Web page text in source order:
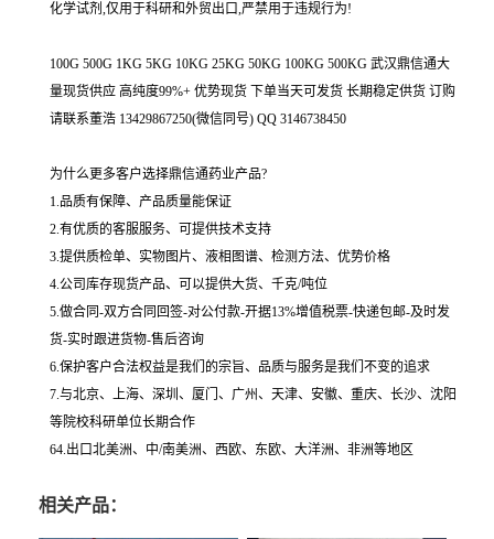
化学试剂,仅用于科研和外贸出口,严禁用于违规行为!
100G 500G 1KG 5KG 10KG 25KG 50KG 100KG 500KG 武汉鼎信通大
量现货供应 高纯度99%+ 优势现货 下单当天可发货 长期稳定供货 订购
请联系董浩 13429867250(微信同号) QQ 3146738450
为什么更多客户选择鼎信通药业产品?
1.品质有保障、产品质量能保证
2.有优质的客服服务、可提供技术支持
3.提供质检单、实物图片、液相图谱、检测方法、优势价格
4.公司库存现货产品、可以提供大货、千克/吨位
5.做合同-双方合同回签-对公付款-开据13%增值税票-快递包邮-及时发
货-实时跟进货物-售后咨询
6.保护客户合法权益是我们的宗旨、品质与服务是我们不变的追求
7.与北京、上海、深圳、厦门、广州、天津、安徽、重庆、长沙、沈阳
等院校科研单位长期合作
64.出口北美洲、中/南美洲、西欧、东欧、大洋洲、非洲等地区
相关产品：